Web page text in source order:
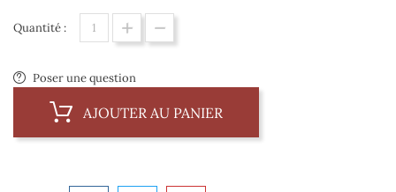
Quantité :
Poser une question
AJOUTER AU PANIER